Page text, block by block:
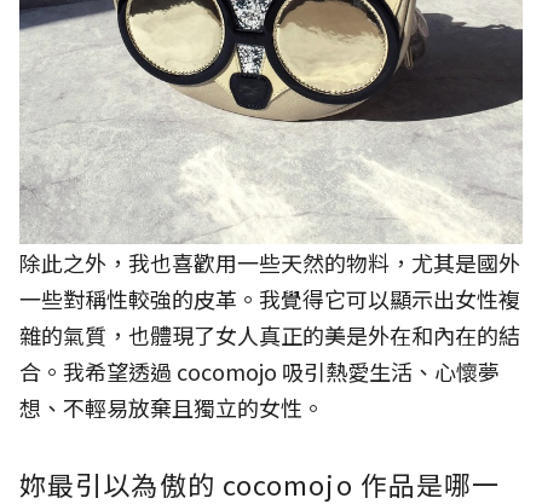
除此之外，我也喜歡用一些天然的物料，尤其是國外
一些對稱性較強的皮革。我覺得它可以顯示出女性複
雜的氣質，也體現了女人真正的美是外在和內在的結
合。我希望透過 cocomojo 吸引熱愛生活、心懷夢
想、不輕易放棄且獨立的女性。
妳最引以為傲的 cocomojo 作品是哪一